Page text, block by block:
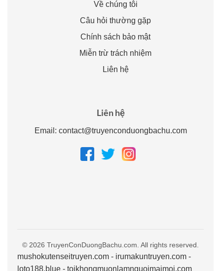
Về chúng tôi
Câu hỏi thường gặp
Chính sách bảo mật
Miễn trừ trách nhiệm
Liên hệ
Liên hệ
Email: contact@truyenconduongbachu.com
© 2026 TruyenConDuongBachu.com. All rights reserved.
mushokutenseitruyen.com - irumakuntruyen.com -
loto188.blue - toikhongmuonlamnguoimaimoi.com